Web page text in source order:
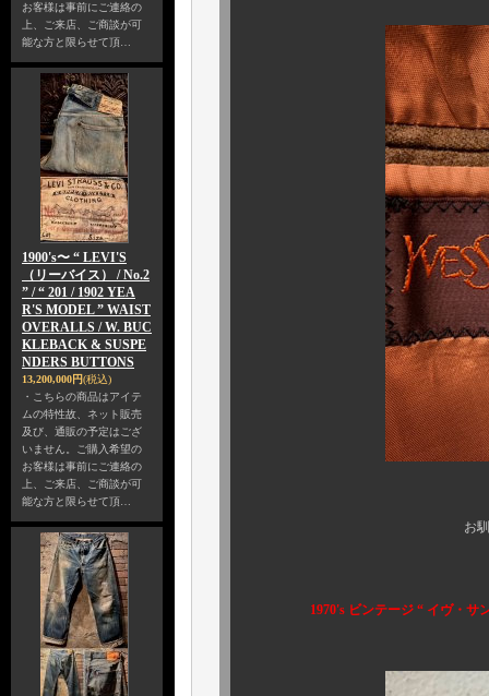
お客様は事前にご連絡の
上、ご来店、ご商談が可
能な方と限らせて頂…
1900's〜 “ LEVI'S
（リーバイス） / No.2
” / “ 201 / 1902 YEA
R'S MODEL ” WAIST
OVERALLS / W. BUC
KLEBACK & SUSPE
NDERS BUTTONS
13,200,000円(税込)
・こちらの商品はアイテ
ムの特性故、ネット販売
及び、通販の予定はござ
いません。ご購入希望の
お客様は事前にご連絡の
上、ご来店、ご商談が可
能な方と限らせて頂…
お馴染みの通称、
1970's ビンテージ “ イヴ・サ